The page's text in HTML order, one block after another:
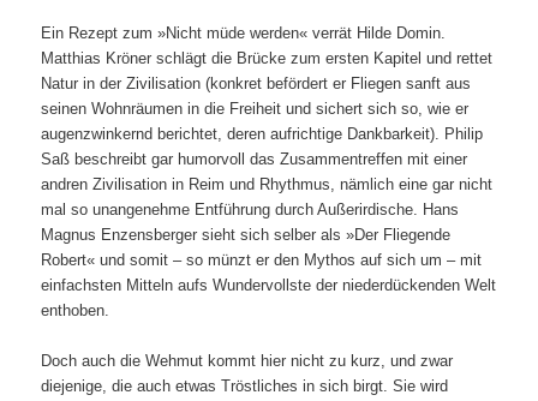
Ein Rezept zum »Nicht müde werden« verrät Hilde Domin.
Matthias Kröner schlägt die Brücke zum ersten Kapitel und rettet
Natur in der Zivilisation (konkret befördert er Fliegen sanft aus
seinen Wohnräumen in die Freiheit und sichert sich so, wie er
augenzwinkernd berichtet, deren aufrichtige Dankbarkeit). Philip
Saß beschreibt gar humorvoll das Zusammentreffen mit einer
andren Zivilisation in Reim und Rhythmus, nämlich eine gar nicht
mal so unangenehme Entführung durch Außerirdische. Hans
Magnus Enzensberger sieht sich selber als »Der Fliegende
Robert« und somit – so münzt er den Mythos auf sich um – mit
einfachsten Mitteln aufs Wundervollste der niederdückenden Welt
enthoben.
Doch auch die Wehmut kommt hier nicht zu kurz, und zwar
diejenige, die auch etwas Tröstliches in sich birgt. Sie wird